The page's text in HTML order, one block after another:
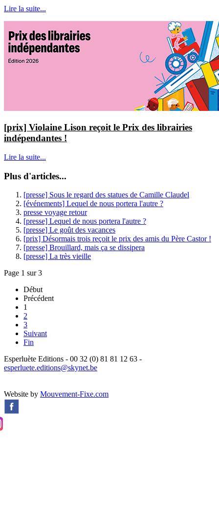
Lire la suite...
[prix] Violaine Lison reçoit le Prix des librairies
indépendantes !
Lire la suite...
Plus d'articles...
[presse] Sous le regard des statues de Camille Claudel
[événements] Lequel de nous portera l'autre ?
presse voyage retour
[presse] Lequel de nous portera l'autre ?
[presse] Le goût des vacances
[prix] Désormais trois reçoit le prix des amis du Père Castor !
[presse] Brouillard, mais ça se dissipera
[presse] La très vieille
Page 1 sur 3
Début
Précédent
1
2
3
Suivant
Fin
Esperluète Editions - 00 32 (0) 81 81 12 63 -
esperluete.editions@skynet.be
Website by Mouvement-Fixe.com